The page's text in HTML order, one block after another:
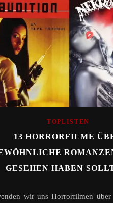
TOPLISTEN
13 HORRORFILME
GESEHEN HABEN
wir uns Horrorfilmen über